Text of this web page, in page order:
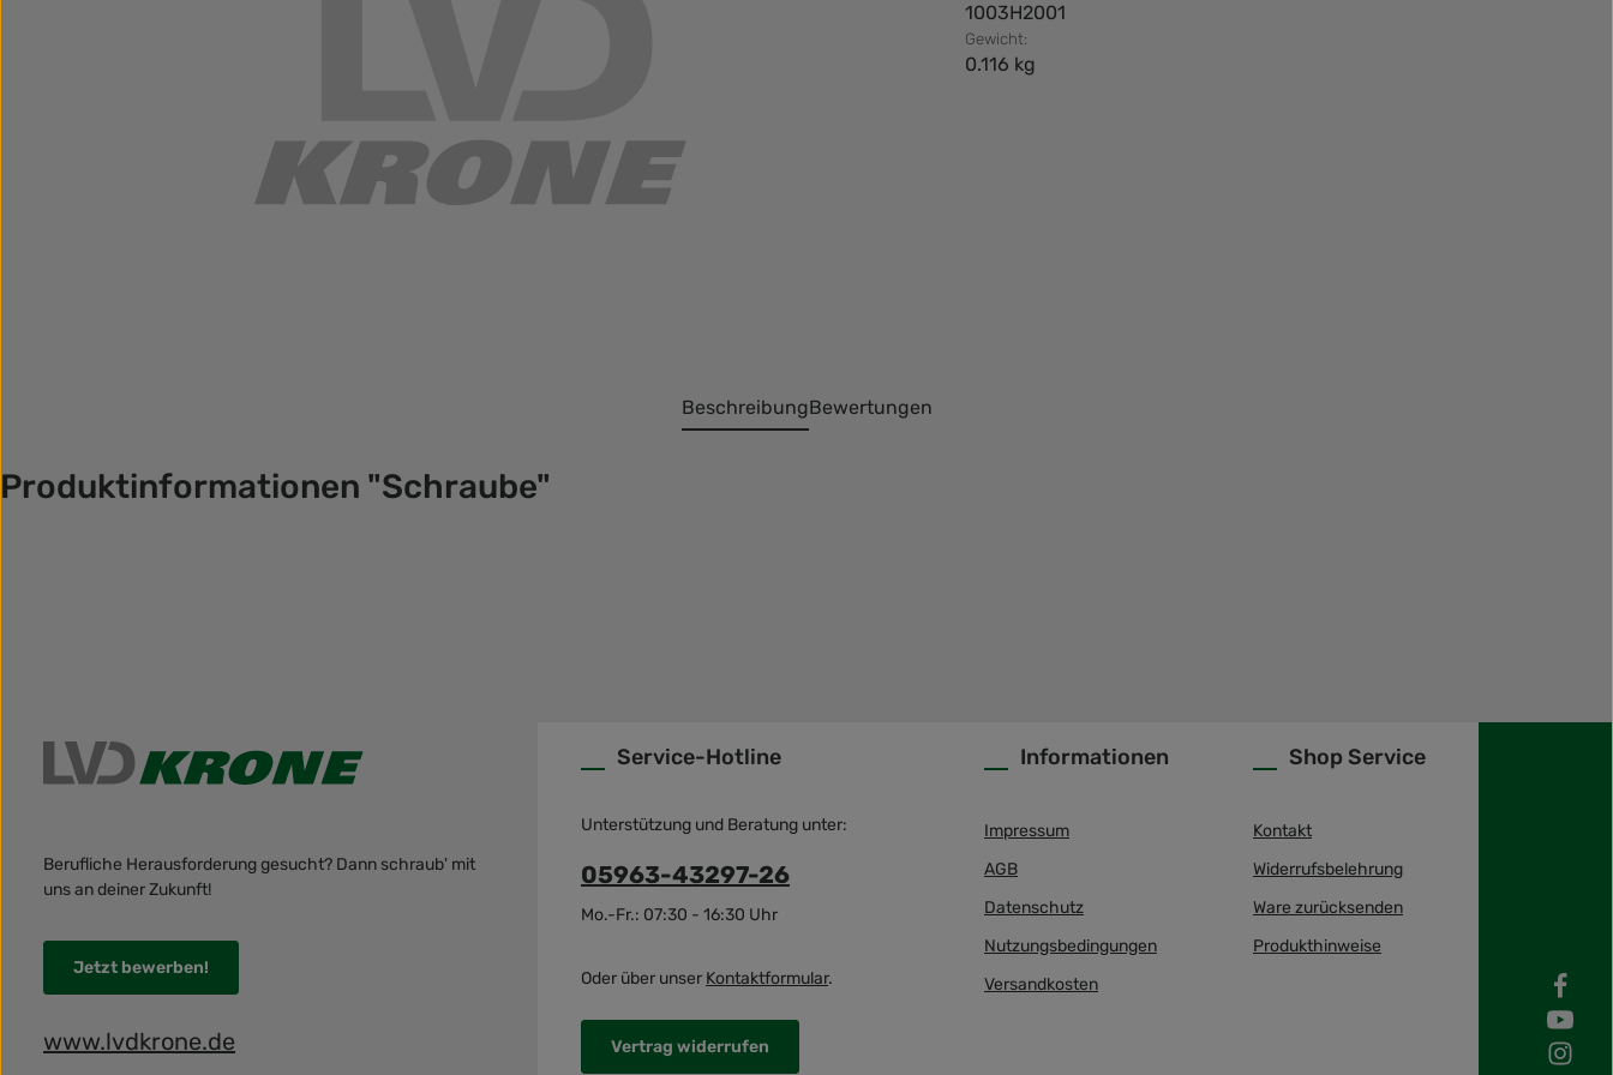
1003H2001
Gewicht:
0.116 kg
BeschreibungBewertungen
Produktinformationen "Schraube"
Berufliche Herausforderung gesucht? Dann schraub' mit
uns an deiner Zukunft!
Jetzt bewerben!
www.lvdkrone.de
Service-Hotline
Unterstützung und Beratung unter:
05963-43297-26
Mo.-Fr.: 07:30 - 16:30 Uhr
Oder über unser Kontaktformular.
Vertrag widerrufen
Informationen
Impressum
AGB
Datenschutz
Nutzungsbedingungen
Versandkosten
Shop Service
Kontakt
Widerrufsbelehrung
Ware zurücksenden
Produkthinweise